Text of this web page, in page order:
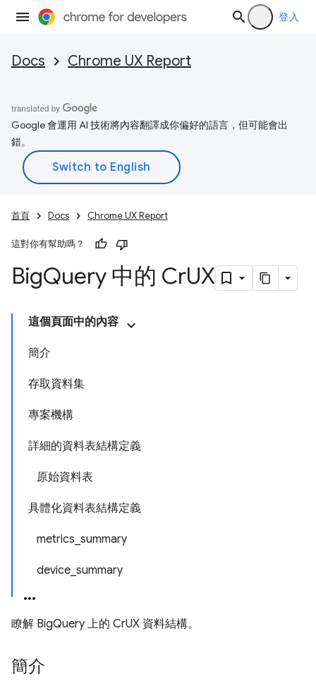
登入
Docs Chrome UX Report
Google 會運用 AI 技術將內容翻譯成你偏好的語言，但可能會出
錯。
首頁 Docs Chrome UX Report
這對你有幫助嗎？
BigQuery 中的 CrUX
這個頁面中的內容
簡介
存取資料集
專案機構
詳細的資料表結構定義
原始資料表
具體化資料表結構定義
metrics_summary
device_summary
瞭解 BigQuery 上的 CrUX 資料結構。
簡介